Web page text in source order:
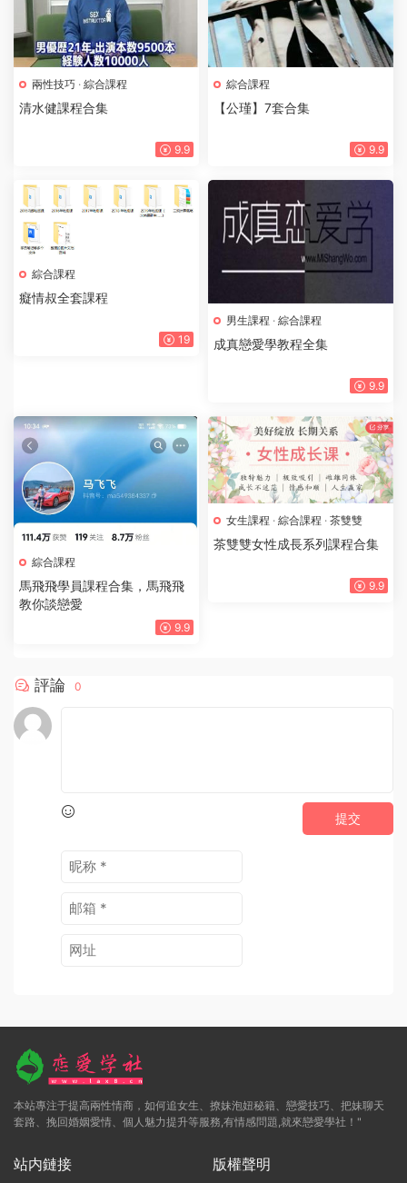
兩性技巧 · 綜合課程
清水健課程合集
9.9
綜合課程
【公瑾】7套合集
9.9
綜合課程
癡情叔全套課程
19
男生課程 · 綜合課程
成真戀愛學教程全集
9.9
綜合課程
馬飛飛學員課程合集，馬飛飛
教你談戀愛
9.9
女生課程 · 綜合課程 · 茶雙雙
茶雙雙女性成長系列課程合集
9.9
評論 0
提交
本站專注于提高兩性情商，如何追女生、撩妹泡妞秘籍、戀愛技巧、把妹聊天
套路、挽回婚姻愛情、個人魅力提升等服務,有情感問題,就來戀愛學社！"
站内鏈接 版權聲明